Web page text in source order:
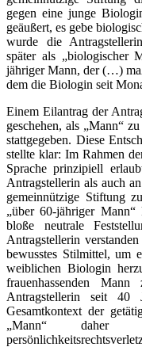
gegen eine junge
geäußert, es gebe
wurde die
später als „biologischer
jähriger Mann, der (…)
dem die Biologin seit
Einem Eilantrag der
geschehen, als „Mann“
stattgegeben. Diese
stellte klar: Im Rahmen
Sprache prinzipiell
Antragstellerin als auch
gemeinnützige Stiftung
„über 60-jähriger
bloße neutrale
Antragstellerin
bewusstes Stilmittel, um
weiblichen Biologin
frauenhassenden
Antragstellerin seit 40
Gesamtkontext der
„Mann“ daher